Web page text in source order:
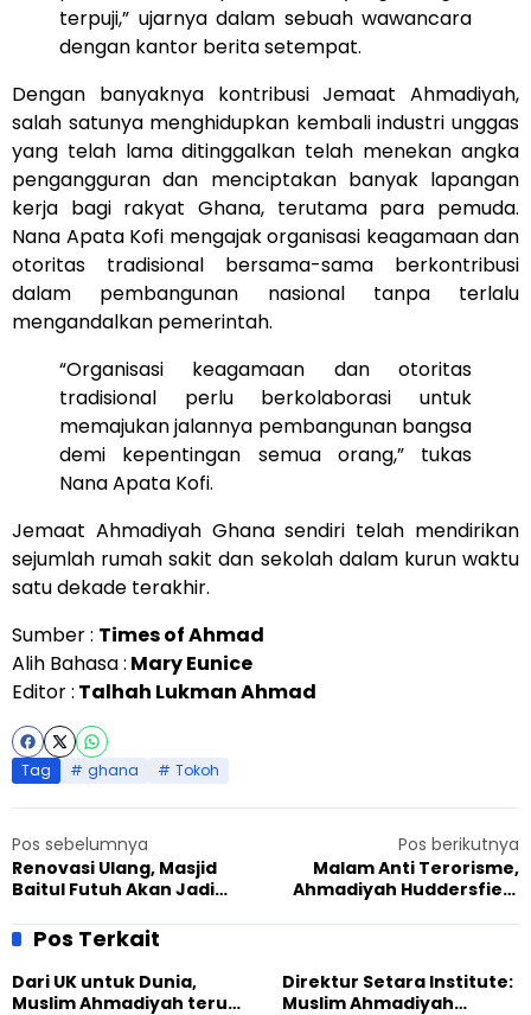
terpuji,” ujarnya dalam sebuah wawancara
dengan kantor berita setempat.
Dengan banyaknya kontribusi Jemaat Ahmadiyah,
salah satunya menghidupkan kembali industri unggas
yang telah lama ditinggalkan telah menekan angka
pengangguran dan menciptakan banyak lapangan
kerja bagi rakyat Ghana, terutama para pemuda.
Nana Apata Kofi mengajak organisasi keagamaan dan
otoritas tradisional bersama-sama berkontribusi
dalam pembangunan nasional tanpa terlalu
mengandalkan pemerintah.
“Organisasi keagamaan dan otoritas
tradisional perlu berkolaborasi untuk
memajukan jalannya pembangunan bangsa
demi kepentingan semua orang,” tukas
Nana Apata Kofi.
Jemaat Ahmadiyah Ghana sendiri telah mendirikan
sejumlah rumah sakit dan sekolah dalam kurun waktu
satu dekade terakhir.
Sumber : Times of Ahmad
Alih Bahasa : Mary Eunice
Editor : Talhah Lukman Ahmad
Tag ghana Tokoh
Pos sebelumnya
Renovasi Ulang, Masjid
Baitul Futuh Akan Jadi
Pos berikutnya
Malam Anti Terorisme,
Ahmadiyah Huddersfield
Balaikota
Pos Terkait
Dari UK untuk Dunia,
Muslim Ahmadiyah terus
Direktur Setara Institute:
Muslim Ahmadiyah